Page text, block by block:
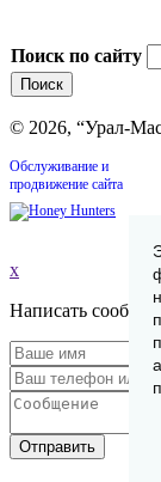
Поиск по сайту
© 2026, “Урал-
Обслуживание и
продвижение сайта
x
Написать
Отправить